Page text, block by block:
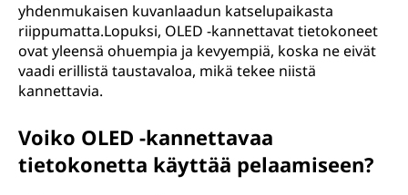
yhdenmukaisen kuvanlaadun katselupaikasta
riippumatta.Lopuksi, OLED -kannettavat tietokoneet
ovat yleensä ohuempia ja kevyempiä, koska ne eivät
vaadi erillistä taustavaloa, mikä tekee niistä
kannettavia.
Voiko OLED -kannettavaa
tietokonetta käyttää pelaamiseen?